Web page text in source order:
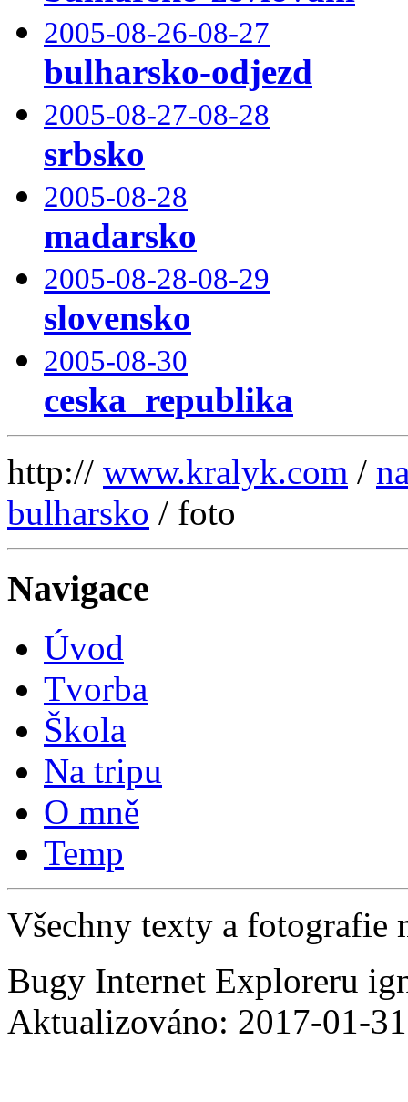
2005-08-26-08-27
bulharsko-odjezd
2005-08-27-08-28
srbsko
2005-08-28
madarsko
2005-08-28-08-29
slovensko
2005-08-30
ceska_republika
http:// www.kralyk.com /
bulharsko / foto
Navigace
Úvod
Tvorba
Škola
Na tripu
O mně
Temp
Všechny texty a fotografie
Bugy Internet Exploreru
Aktualizováno: 2017-01-